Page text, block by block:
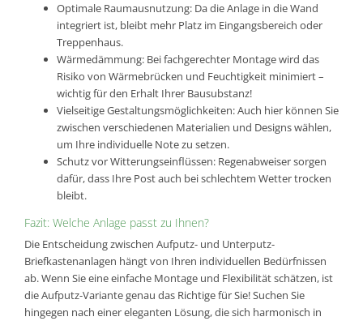
Optimale Raumausnutzung: Da die Anlage in die Wand
integriert ist, bleibt mehr Platz im Eingangsbereich oder
Treppenhaus.
Wärmedämmung: Bei fachgerechter Montage wird das
Risiko von Wärmebrücken und Feuchtigkeit minimiert –
wichtig für den Erhalt Ihrer Bausubstanz!
Vielseitige Gestaltungsmöglichkeiten: Auch hier können Sie
zwischen verschiedenen Materialien und Designs wählen,
um Ihre individuelle Note zu setzen.
Schutz vor Witterungseinflüssen: Regenabweiser sorgen
dafür, dass Ihre Post auch bei schlechtem Wetter trocken
bleibt.
Fazit: Welche Anlage passt zu Ihnen?
Die Entscheidung zwischen Aufputz- und Unterputz-
Briefkastenanlagen hängt von Ihren individuellen Bedürfnissen
ab. Wenn Sie eine einfache Montage und Flexibilität schätzen, ist
die Aufputz-Variante genau das Richtige für Sie! Suchen Sie
hingegen nach einer eleganten Lösung, die sich harmonisch in